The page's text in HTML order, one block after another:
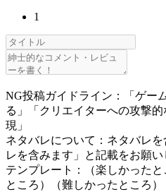
1
NG投稿ガイドライン：「ゲー
る」「クリエイターへの攻撃
現」
ネタバレについて：ネタバレ
レを含みます」と記載をお願い
テンプレート：（楽しかった
ところ）（難しかったところ）